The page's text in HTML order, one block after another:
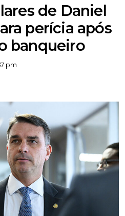
de Daniel
perícia após
banqueiro
pm